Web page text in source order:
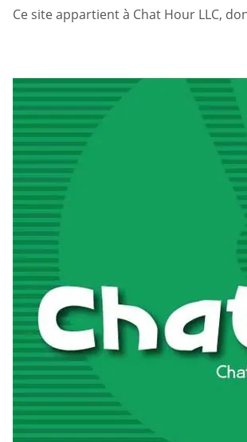
Ce site appartient à Chat Hour LLC,